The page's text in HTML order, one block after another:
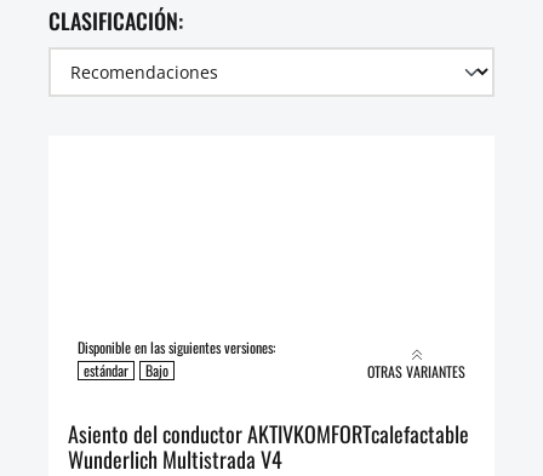
CLASIFICACIÓN:
Disponible en las siguientes versiones:
estándar
Bajo OTRAS VARIANTES
Asiento del conductor AKTIVKOMFORTcalefactable
Wunderlich Multistrada V4